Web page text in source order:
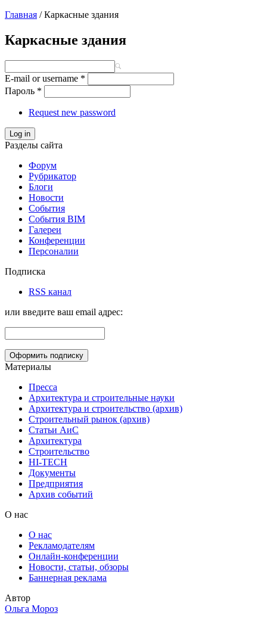
Главная / Каркасные здания
Каркасные здания
E-mail or username *
Пароль *
Request new password
Log in
Разделы сайта
Форум
Рубрикатор
Блоги
Новости
События
События BIM
Галереи
Конференции
Персоналии
Подписка
RSS канал
или введите ваш email адрес:
Материалы
Пресса
Архитектура и строительные науки
Архитектура и строительство (архив)
Строительный рынок (архив)
Статьи АиС
Архитектура
Строительство
HI-TECH
Документы
Предприятия
Архив событий
О нас
О нас
Рекламодателям
Онлайн-конференции
Новости, статьи, обзоры
Баннерная реклама
Автор
Ольга Мороз